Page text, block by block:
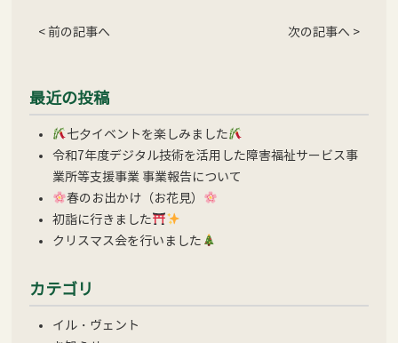
< 前の記事へ 次の記事へ >
最近の投稿
七夕イベントを楽しみました
令和7年度デジタル技術を活用した障害福祉サービス事
業所等支援事業 事業報告について
春のお出かけ（お花見）
初詣に行きました
クリスマス会を行いました
カテゴリ
イル・ヴェント